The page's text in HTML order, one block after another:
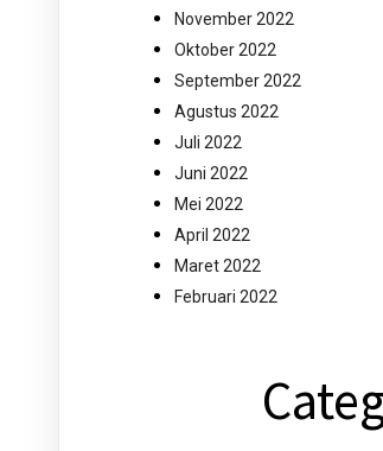
November 2022
Oktober 2022
September 2022
Agustus 2022
Juli 2022
Juni 2022
Mei 2022
April 2022
Maret 2022
Februari 2022